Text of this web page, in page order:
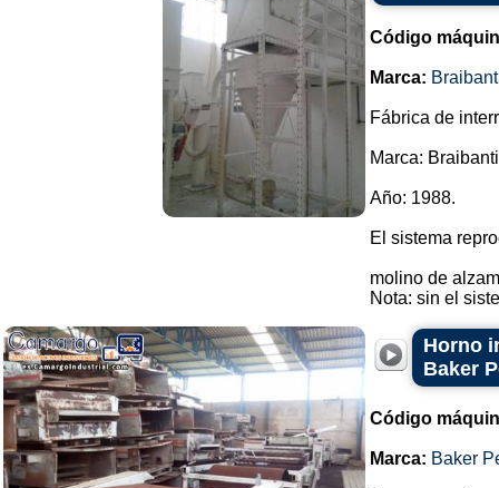
Código
Marca:
Fábrica de
Marca:
Año: 1988.
El sistema
molino de
Nota: sin el
Horno
Baker
Código
Marca: Baker